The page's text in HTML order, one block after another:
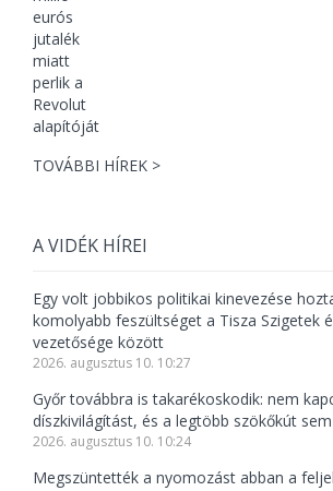
TOVÁBBI HÍREK >
A VIDÉK HÍREI
Egy volt jobbikos politikai kinevezése
komolyabb feszültséget a Tisza Szigetek
vezetősége között
2026. augusztus 10. 10:27
Győr továbbra is takarékoskodik: nem
díszkivilágítást, és a legtöbb szökőkút
2026. augusztus 10. 10:24
Megszüntették a nyomozást abban a